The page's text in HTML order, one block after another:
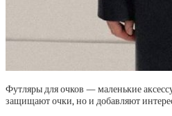
Футляры для очков — маленькие
защищают очки, но и добавляют